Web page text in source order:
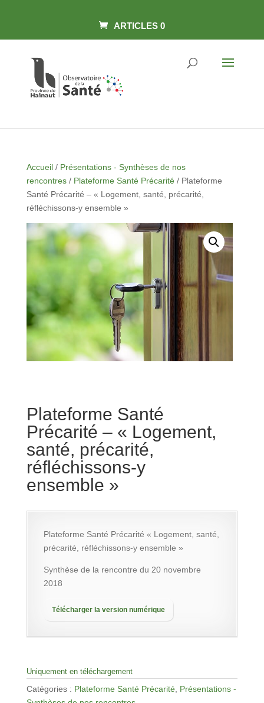
ARTICLES 0
Accueil/ Présentations - Synthèses de nos
rencontres/ Plateforme Santé Précarité/ Plateforme
Santé Précarité – « Logement, santé, précarité,
réfléchissons-y ensemble »
Plateforme Santé
Précarité – « Logement,
santé, précarité,
réfléchissons-y
ensemble »
Plateforme Santé Précarité « Logement, santé,
précarité, réfléchissons-y ensemble »
Synthèse de la rencontre du 20 novembre
2018
Télécharger la version numérique
Uniquement en téléchargement
Catégories : Plateforme Santé Précarité, Présentations -